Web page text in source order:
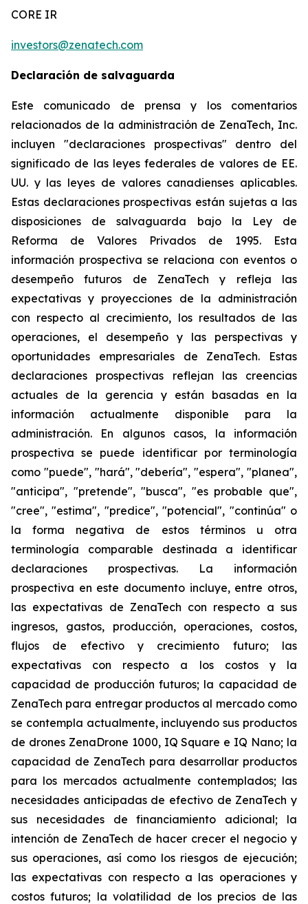
CORE IR
investors@zenatech.com
Declaración de salvaguarda
Este comunicado de prensa y los comentarios
relacionados de la administración de ZenaTech, Inc.
incluyen "declaraciones prospectivas" dentro del
significado de las leyes federales de valores de EE.
UU. y las leyes de valores canadienses aplicables.
Estas declaraciones prospectivas están sujetas a las
disposiciones de salvaguarda bajo la Ley de
Reforma de Valores Privados de 1995. Esta
información prospectiva se relaciona con eventos o
desempeño futuros de ZenaTech y refleja las
expectativas y proyecciones de la administración
con respecto al crecimiento, los resultados de las
operaciones, el desempeño y las perspectivas y
oportunidades empresariales de ZenaTech. Estas
declaraciones prospectivas reflejan las creencias
actuales de la gerencia y están basadas en la
información actualmente disponible para la
administración. En algunos casos, la información
prospectiva se puede identificar por terminología
como "puede", "hará", "debería", "espera", "planea",
"anticipa", "pretende", "busca", "es probable que",
"cree", "estima", "predice", "potencial", "continúa" o
la forma negativa de estos términos u otra
terminología comparable destinada a identificar
declaraciones prospectivas. La información
prospectiva en este documento incluye, entre otros,
las expectativas de ZenaTech con respecto a sus
ingresos, gastos, producción, operaciones, costos,
flujos de efectivo y crecimiento futuro; las
expectativas con respecto a los costos y la
capacidad de producción futuros; la capacidad de
ZenaTech para entregar productos al mercado como
se contempla actualmente, incluyendo sus productos
de drones ZenaDrone 1000, IQ Square e IQ Nano; la
capacidad de ZenaTech para desarrollar productos
para los mercados actualmente contemplados; las
necesidades anticipadas de efectivo de ZenaTech y
sus necesidades de financiamiento adicional; la
intención de ZenaTech de hacer crecer el negocio y
sus operaciones, así como los riesgos de ejecución;
las expectativas con respecto a las operaciones y
costos futuros; la volatilidad de los precios de las